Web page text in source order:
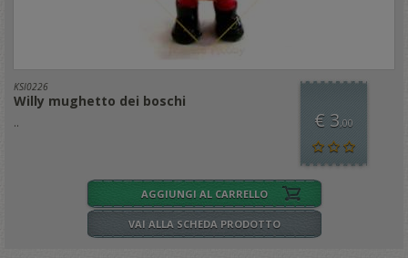
KSI0226
Willy mughetto dei boschi
.. € 3,00
AGGIUNGI AL CARRELLO
VAI ALLA SCHEDA PRODOTTO